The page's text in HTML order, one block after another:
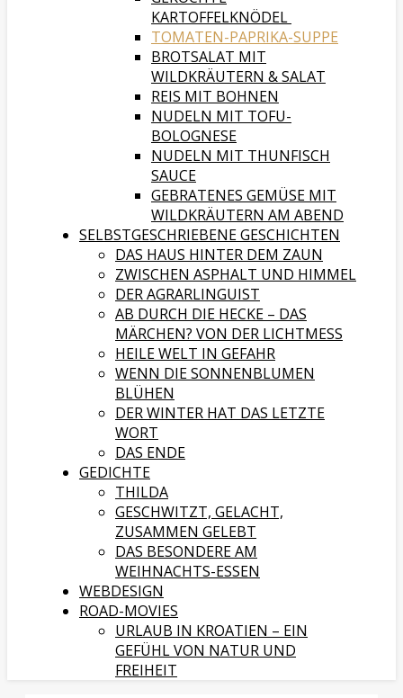
KARTOFFELKNÖDEL
TOMATEN-PAPRIKA-SUPPE
BROTSALAT MIT
WILDKRÄUTERN & SALAT
REIS MIT BOHNEN
NUDELN MIT TOFU-
BOLOGNESE
NUDELN MIT THUNFISCH
SAUCE
GEBRATENES GEMÜSE MIT
WILDKRÄUTERN AM ABEND
SELBSTGESCHRIEBENE GESCHICHTEN
DAS HAUS HINTER DEM ZAUN
ZWISCHEN ASPHALT UND HIMMEL
DER AGRARLINGUIST
AB DURCH DIE HECKE – DAS
MÄRCHEN? VON DER LICHTMESS
HEILE WELT IN GEFAHR
WENN DIE SONNENBLUMEN
BLÜHEN
DER WINTER HAT DAS LETZTE
WORT
DAS ENDE
GEDICHTE
THILDA
GESCHWITZT, GELACHT,
ZUSAMMEN GELEBT
DAS BESONDERE AM
WEIHNACHTS-ESSEN
WEBDESIGN
ROAD-MOVIES
URLAUB IN KROATIEN – EIN
GEFÜHL VON NATUR UND
FREIHEIT